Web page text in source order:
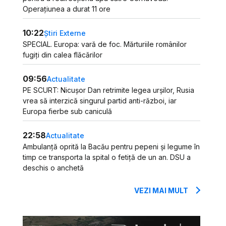
Operațiunea a durat 11 ore
10:22Știri Externe
SPECIAL. Europa: vară de foc. Mărturiile românilor
fugiți din calea flăcărilor
09:56Actualitate
PE SCURT: Nicușor Dan retrimite legea urșilor, Rusia
vrea să interzică singurul partid anti-război, iar
Europa fierbe sub caniculă
22:58Actualitate
Ambulanță oprită la Bacău pentru pepeni și legume în
timp ce transporta la spital o fetiță de un an. DSU a
deschis o anchetă
VEZI MAI MULT